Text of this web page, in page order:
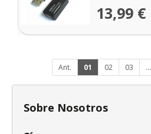
13,99 €
Ant. 01 02 03 ...
Sobre Nosotros